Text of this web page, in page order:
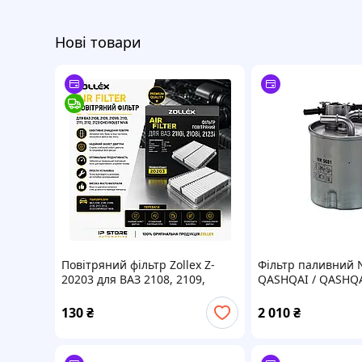
Нові товари
Повітряний фільтр Zollex Z-
20203 для ВАЗ 2108, 2109,
21099, 2110, 2111, 2112, 2123
Chevrolet Niva
130₴
Фільтр паливний
QASHQAI /
NJ10, JJ10E) 1.5
2014.04 MANN
2 010₴